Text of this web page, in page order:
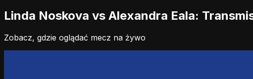
Linda Noskova vs Alexandra Eala:
Zobacz, gdzie oglądać mecz na żywo